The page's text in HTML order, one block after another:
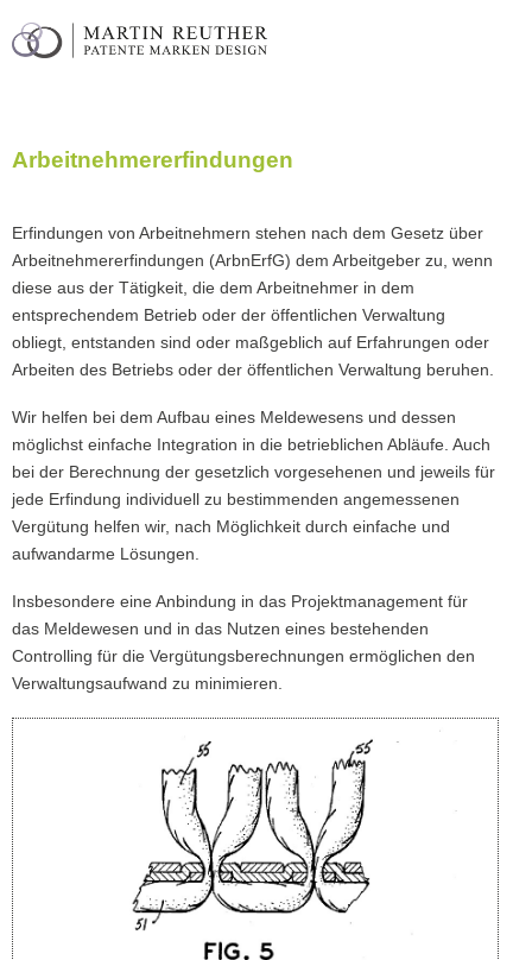
Arbeitnehmererfindungen
Erfindungen von Arbeitnehmern stehen nach dem Gesetz über
Arbeitnehmererfindungen (ArbnErfG) dem Arbeitgeber zu, wenn
diese aus der Tätigkeit, die dem Arbeitnehmer in dem
entsprechendem Betrieb oder der öffentlichen Verwaltung
obliegt, entstanden sind oder maßgeblich auf Erfahrungen oder
Arbeiten des Betriebs oder der öffentlichen Verwaltung beruhen.
Wir helfen bei dem Aufbau eines Meldewesens und dessen
möglichst einfache Integration in die betrieblichen Abläufe. Auch
bei der Berechnung der gesetzlich vorgesehenen und jeweils für
jede Erfindung individuell zu bestimmenden angemessenen
Vergütung helfen wir, nach Möglichkeit durch einfache und
aufwandarme Lösungen.
Insbesondere eine Anbindung in das Projektmanagement für
das Meldewesen und in das Nutzen eines bestehenden
Controlling für die Vergütungsberechnungen ermöglichen den
Verwaltungsaufwand zu minimieren.